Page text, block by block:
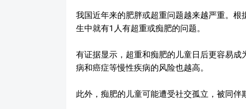
我国近年来的肥胖或超重问题越来越严重。
生中就有1人有超重或痴肥的问题。
有证据显示，超重和痴肥的儿童日后更容易
病和癌症等慢性疾病的风险也越高。
此外，痴肥的儿童可能遭受社交孤立，被同伴